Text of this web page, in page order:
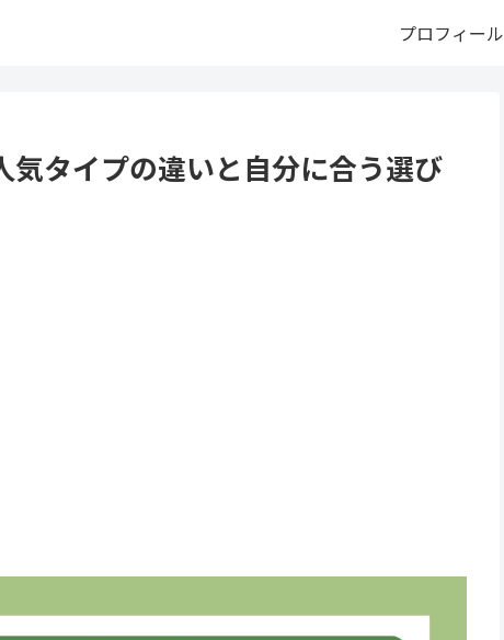
プロフィール
タイプの違いと自分に合う選び